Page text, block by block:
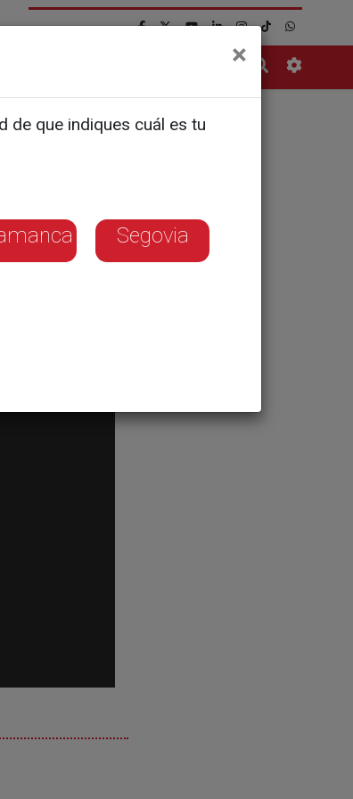
×
de que indiques cuál es tu
Segovia